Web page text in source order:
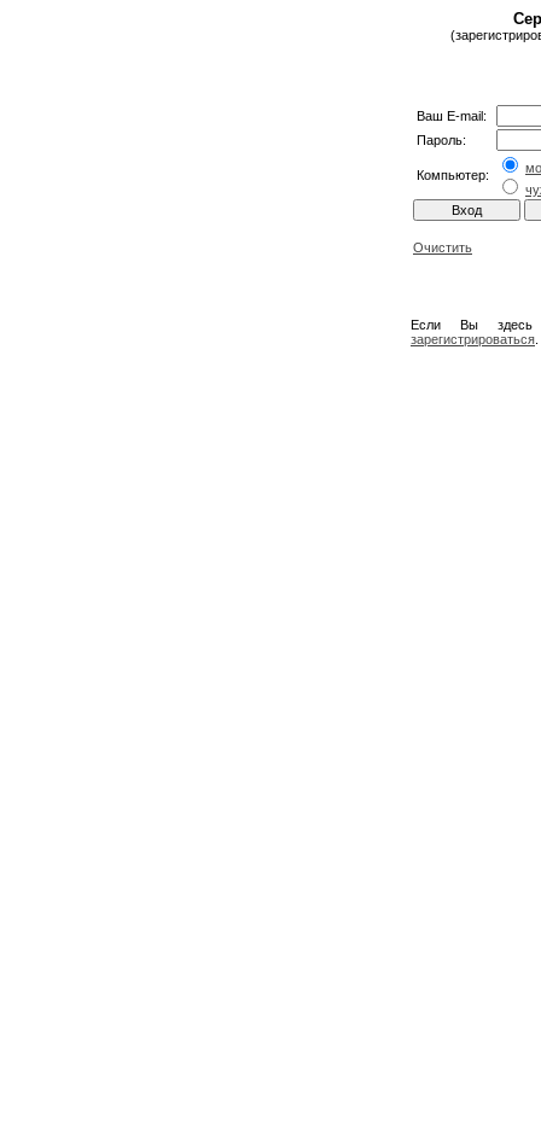
Ваш E-mail:
Пароль:
Компьютер:
Очистить
Если Вы
зарегистрироваться